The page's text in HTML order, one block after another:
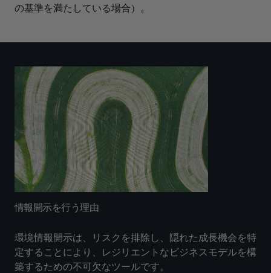
の基準を満たしている場合）。
情報開示を行う理由
環境情報開示は、リスクを排除し、隠れた成長機会を特
定することにより、レジリエントなビジネスモデルを構
築するための不可欠なツールです。